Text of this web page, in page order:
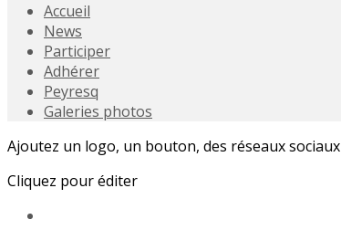
Accueil
News
Participer
Adhérer
Peyresq
Galeries photos
Ajoutez un logo, un bouton, des réseaux sociaux
Cliquez pour éditer